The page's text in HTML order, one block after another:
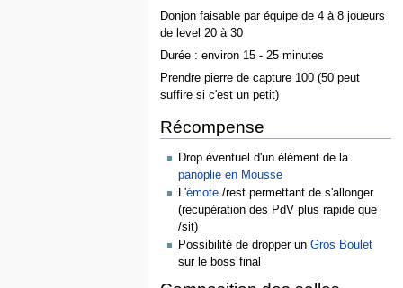
Donjon faisable par équipe de 4 à 8 joueurs
de level 20 à 30
Durée : environ 15 - 25 minutes
Prendre pierre de capture 100 (50 peut
suffire si c'est un petit)
Récompense
Drop éventuel d'un élément de la
panoplie en Mousse
L'émote /rest permettant de s'allonger
(recupération des PdV plus rapide que
/sit)
Possibilité de dropper unGros Boulet
sur le boss final